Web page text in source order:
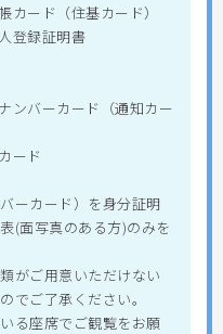
カード（住基カード）
登録証明書
ンバーカード（通知カー
ード
ーカード）を身分証明
(面写真のある方)のみを
がご用意いただけない
でご了承ください。
る座席でご観覧をお願